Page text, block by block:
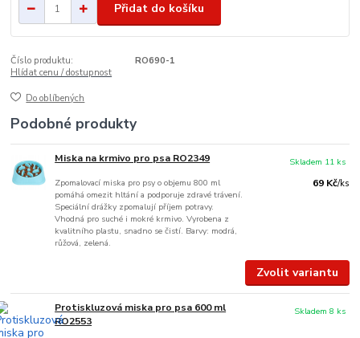
Přidat do košíku
Číslo produktu:
RO690-1
Hlídat cenu / dostupnost
Do oblíbených
Podobné produkty
Miska na krmivo pro psa RO2349
Zpomalovací miska pro psy o objemu 800 ml
pomáhá omezit hltání a podporuje zdravé trávení.
Speciální drážky zpomalují příjem potravy.
Vhodná pro suché i mokré krmivo. Vyrobena z
kvalitního plastu, snadno se čistí. Barvy: modrá,
růžová, zelená.
69 Kč/ks
Skladem 11 ks
Zvolit variantu
Protiskluzová miska pro psa 600 ml
RO2553
Skladem 8 ks